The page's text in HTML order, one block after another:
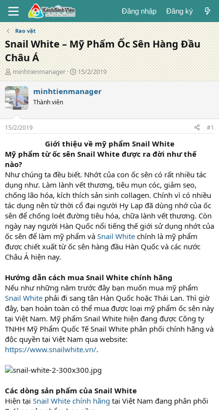
Đăng nhập Đăng ký
Rao vặt
Snail White – Mỹ Phẩm Ốc Sên Hàng Đầu
Châu Á
T
á
c
g
i
ả
minhtienmanager
N
g
à
g
15/2/2019
minhtienmanager
Thành viên
15/2/2019 #1
Giới thiệu về mỹ phẩm Snail White
Mỹ phẩm từ ốc sên Snail White được ra đời như thế
nào?
Như chúng ta đều biết. Nhớt của con ốc sên có rất nhiều tác
dụng như. Làm lành vết thương, tiêu mụn cóc, giảm sẹo,
chống lão hóa, kích thích sản sinh collagen. Chính vì có nhiều
tác dụng nên từ thời cổ đại người Hy Lạp đã dùng nhớ của ốc
sên để chống loét đường tiêu hóa, chữa lành vết thương. Còn
ngày nay người Hàn Quốc nổi tiếng thế giới sử dụng nhớt của
ốc sên để làm mỹ phẩm và Snail White chính là mỹ phẩm
được chiết xuất từ ốc sên hàng đầu Hàn Quốc và các nước
Châu Á hiện nay.
Hướng dẫn cách mua Snail White chính hãng
Nếu như những năm trước đây bạn muốn mua mỹ phẩm
Snail White phải đi sang tận Hàn Quốc hoặc Thái Lan. Thì giờ
đây, bạn hoàn toàn có thể mua được loại mỹ phẩm ốc sên này
tại Việt Nam. Mỹ phẩm Snail White hiện đang được Công ty
TNHH Mỹ Phẩm Quốc Tế Snail White phân phối chính hãng và
độc quyền tại Việt Nam qua website:
https://www.snailwhite.vn/.
Các dòng sản phẩm của Snail White
Hiện tại Snail White chính hãng tại Việt Nam đang phân phối